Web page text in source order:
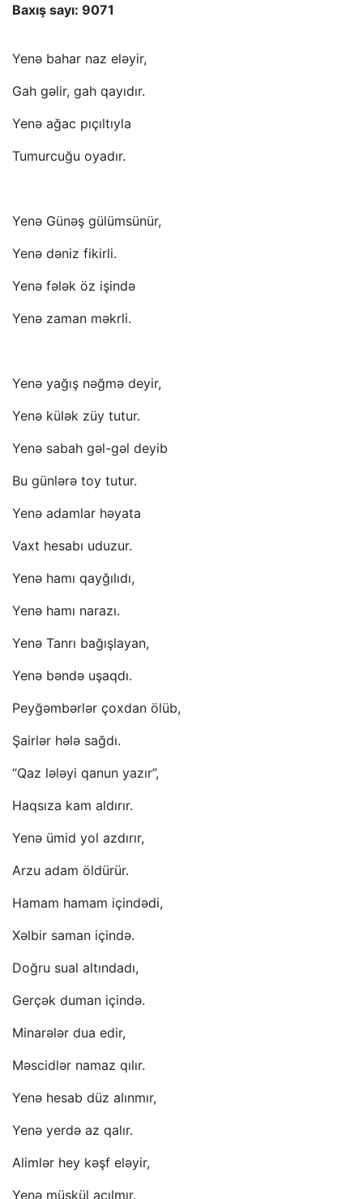
Baxış sayı: 9071
Yenə bahar naz eləyir,
Gah gəlir, gah qayıdır.
Yenə ağac pıçıltıyla
Tumurcuğu oyadır.
Yenə Günəş gülümsünür,
Yenə dəniz fikirli.
Yenə fələk öz işində
Yenə zaman məkrli.
Yenə yağış nəğmə deyir,
Yenə külək züy tutur.
Yenə sabah gəl-gəl deyib
Bu günlərə toy tutur.
Yenə adamlar həyata
Vaxt hesabı uduzur.
Yenə hamı qayğılıdı,
Yenə hamı narazı.
Yenə Tanrı bağışlayan,
Yenə bəndə uşaqdı.
Peyğəmbərlər çoxdan ölüb,
Şairlər hələ sağdı.
“Qaz lələyi qanun yazır”,
Haqsıza kam aldırır.
Yenə ümid yol azdırır,
Arzu adam öldürür.
Hamam hamam içindədi,
Xəlbir saman içində.
Doğru sual altındadı,
Gerçək duman içində.
Minarələr dua edir,
Məscidlər namaz qılır.
Yenə hesab düz alınmır,
Yenə yerdə az qalır.
Alimlər hey kəşf eləyir,
Yenə müşkül açılmır.